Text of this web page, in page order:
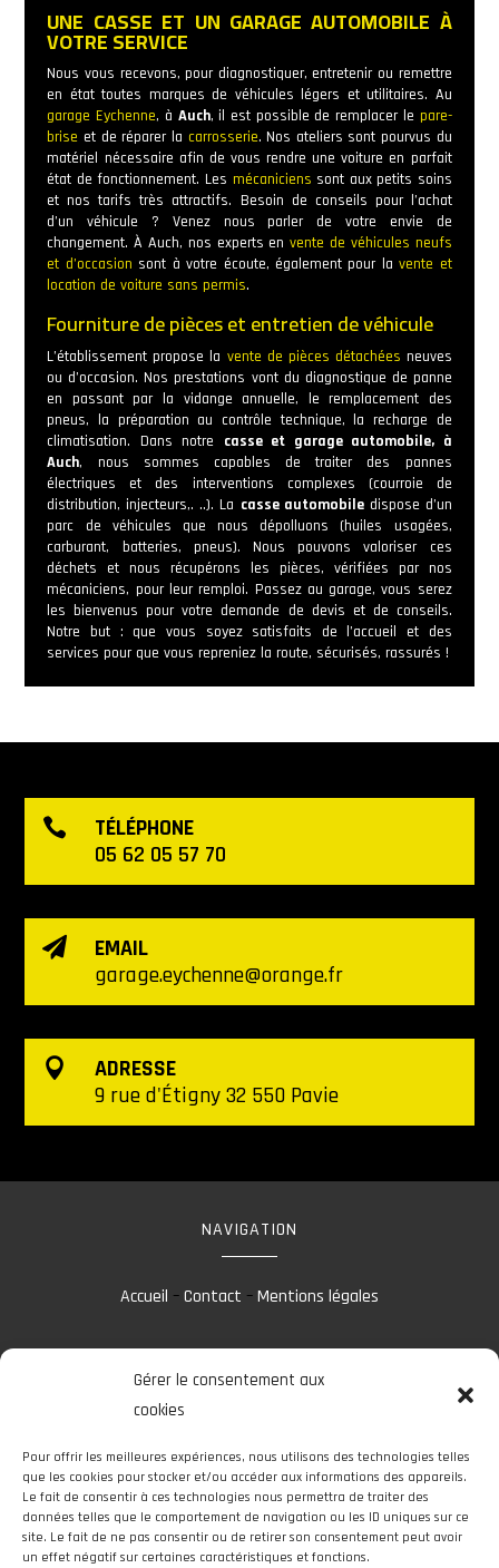
Gérer le consentement aux
cookies
Pour offrir les meilleures expériences, nous utilisons des technologies telles
que les cookies pour stocker et/ou accéder aux informations des appareils.
Le fait de consentir à ces technologies nous permettra de traiter des
données telles que le comportement de navigation ou les ID uniques sur ce
site. Le fait de ne pas consentir ou de retirer son consentement peut avoir
un effet négatif sur certaines caractéristiques et fonctions.
UNE CASSE ET UN GARAGE AUTOMOBILE À
VOTRE SERVICE
Nous vous recevons, pour diagnostiquer, entretenir ou remettre
en état toutes marques de véhicules légers et utilitaires. Au
garage Eychenne, à Auch, il est possible de remplacer le pare-
brise et de réparer la carrosserie. Nos ateliers sont pourvus du
matériel nécessaire afin de vous rendre une voiture en parfait
état de fonctionnement. Les mécaniciens sont aux petits soins
et nos tarifs très attractifs. Besoin de conseils pour l’achat
d’un véhicule ? Venez nous parler de votre envie de
changement. À Auch, nos experts envente de véhicules neufs
et d’occasion sont à votre écoute, également pour lavente et
location de voiture sans permis.
Fourniture de pièces et entretien de véhicule
L’établissement propose la vente de pièces détachées neuves
ou d’occasion. Nos prestations vont du diagnostique de panne
en passant par la vidange annuelle, le remplacement des
pneus, la préparation au contrôle technique, la recharge de
climatisation. Dans notre casse et garage automobile, à
Auch, nous sommes capables de traiter des pannes
électriques et des interventions complexes (courroie de
distribution, injecteurs,. ..). La casse automobiledispose d’un
parc de véhicules que nous dépolluons (huiles usagées,
carburant, batteries, pneus). Nous pouvons valoriser ces
déchets et nous récupérons les pièces, vérifiées par nos
mécaniciens, pour leur remploi. Passez au garage, vous serez
les bienvenus pour votre demande de devis et de conseils.
Notre but : que vous soyez satisfaits de l’accueil et des
services pour que vous repreniez la route, sécurisés, rassurés !

TÉLÉPHONE
05 62 05 57 70

EMAIL
garage.eychenne@orange.fr

ADRESSE
9 rue d'Étigny 32 550 Pavie
NAVIGATION
Accueil –Contact –Mentions légales